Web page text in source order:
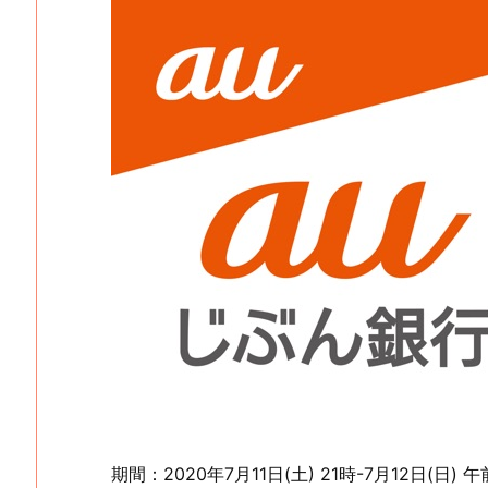
期間：2020年7月11日(土) 21時-7月12日(日) 午